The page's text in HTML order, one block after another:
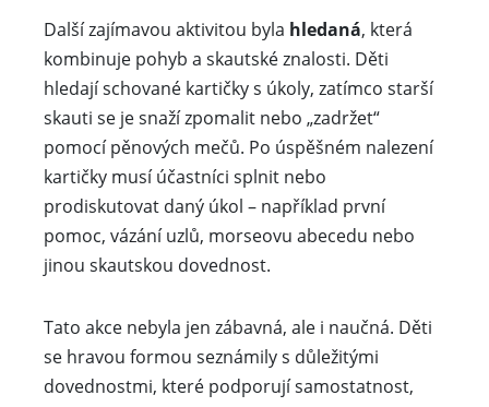
Další zajímavou aktivitou byla hledaná, která
kombinuje pohyb a skautské znalosti. Děti
hledají schované kartičky s úkoly, zatímco starší
skauti se je snaží zpomalit nebo „zadržet“
pomocí pěnových mečů. Po úspěšném nalezení
kartičky musí účastníci splnit nebo
prodiskutovat daný úkol – například první
pomoc, vázání uzlů, morseovu abecedu nebo
jinou skautskou dovednost.
Tato akce nebyla jen zábavná, ale i naučná. Děti
se hravou formou seznámily s důležitými
dovednostmi, které podporují samostatnost,